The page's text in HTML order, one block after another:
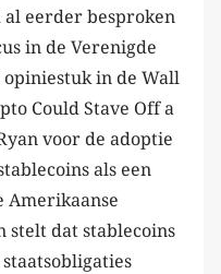
eerder besproken
in de Verenigde
opiniestuk in de Wall
Could Stave Off a
voor de adoptie
als een
Amerikaanse
stelt dat stablecoins